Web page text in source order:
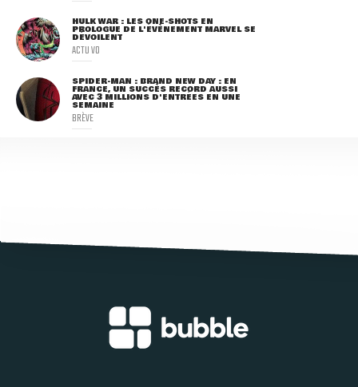
HULK WAR : LES ONE-SHOTS EN
PROLOGUE DE L'ÉVÈNEMENT MARVEL SE
DÉVOILENT
ACTU VO
SPIDER-MAN : BRAND NEW DAY : EN
FRANCE, UN SUCCÈS RECORD AUSSI
AVEC 3 MILLIONS D'ENTRÉES EN UNE
SEMAINE
BRÈVE